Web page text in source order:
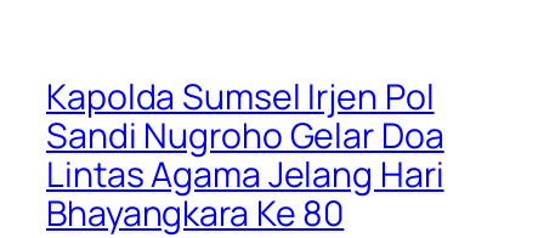
Kapolda Sumsel Irjen Pol
Sandi Nugroho Gelar Doa
Lintas Agama Jelang Hari
Bhayangkara Ke 80